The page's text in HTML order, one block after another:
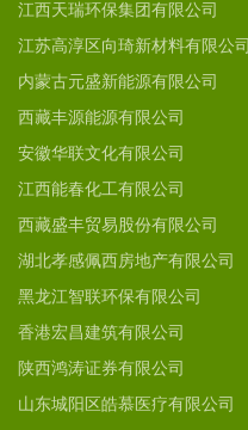
江西天瑞环保集团有限公司
江苏高淳区向琦新材料有限公司
内蒙古元盛新能源有限公司
西藏丰源能源有限公司
安徽华联文化有限公司
江西能春化工有限公司
西藏盛丰贸易股份有限公司
湖北孝感佩西房地产有限公司
黑龙江智联环保有限公司
香港宏昌建筑有限公司
陕西鸿涛证券有限公司
山东城阳区皓慕医疗有限公司